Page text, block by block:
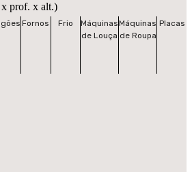
prof. x alt.)
Fornos Frio
Máquinas
de Louça
Máquinas
de Roupa
Placas